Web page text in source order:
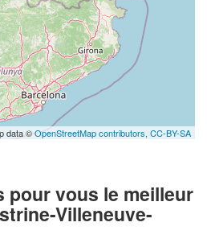
data ©OpenStreetMap contributors, CC-BY-SA
pour vous le meilleur
Villeneuve-